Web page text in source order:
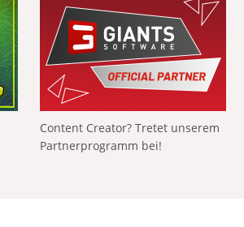
Content Creator? Tretet unserem
Partnerprogramm bei!